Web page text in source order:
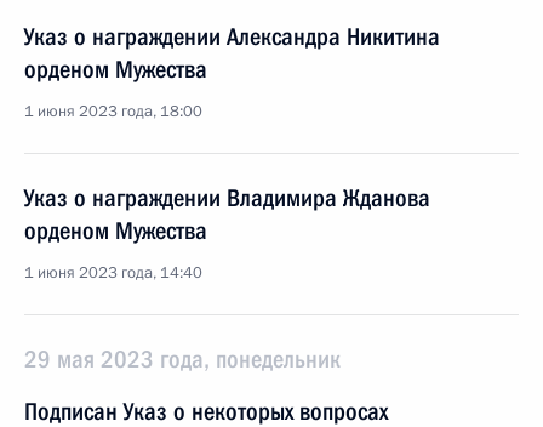
Указ о награждении Александра Никитина
орденом Мужества
1 июня 2023 года, 18:00
Указ о награждении Владимира Жданова
орденом Мужества
1 июня 2023 года, 14:40
29 мая 2023 года, понедельник
Подписан Указ о некоторых вопросах